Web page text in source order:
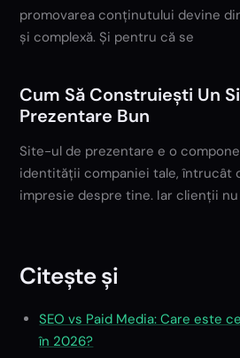
promovarea conținutului devine
și complexă. Și pentru că se
Cum Să Construiești Un
Prezentare Bun
Site-ul de prezentare e o
identității companiei tale, întrucât
impresie despre tine. Iar clienții
Citește și
SEO vs Paid Media: Care este
în 2026?